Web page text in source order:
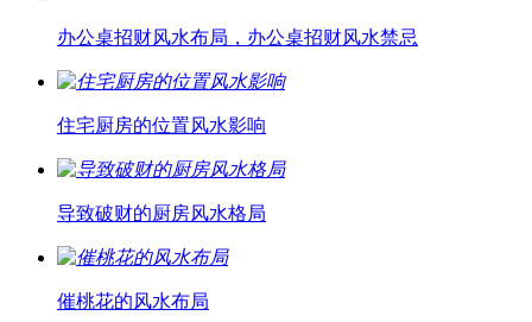
办公桌招财风水布局，办公桌招财风水禁忌
住宅厨房的位置风水影响
导致破财的厨房风水格局
催桃花的风水布局